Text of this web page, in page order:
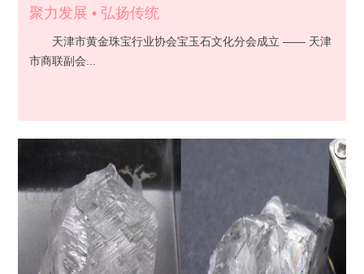
聚力发展 • 弘扬传统
天津市黄金珠宝行业协会宝玉石文化分会成立 —— 天津
市商联副会...